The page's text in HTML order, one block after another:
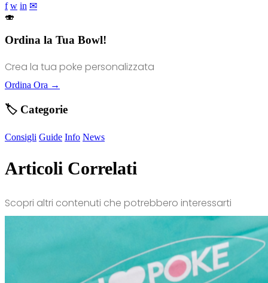
f w in ✉
🍣
Ordina la Tua Bowl!
Crea la tua poke personalizzata
Ordina Ora →
🏷️ Categorie
Consigli Guide Info News
Articoli Correlati
Scopri altri contenuti che potrebbero interessarti